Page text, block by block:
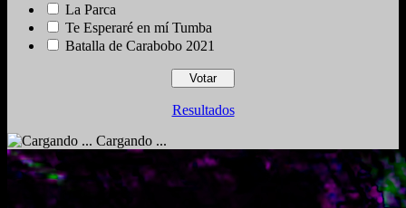
La Parca
Te Esperaré en mí Tumba
Batalla de Carabobo 2021
Resultados
Cargando ...